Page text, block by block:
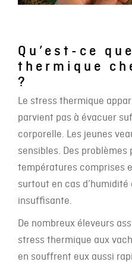
Qu’est-ce
thermique
?
Le stress thermique
parvient pas à évacuer
corporelle. Les jeunes
sensibles. Des
températures comprises
surtout en cas
insuffisante.
De nombreux éleveurs
stress thermique aux
en souffrent eux aussi